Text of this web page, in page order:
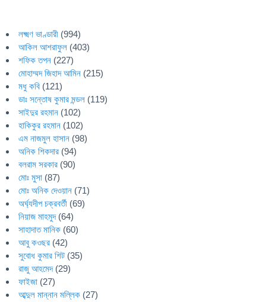
লক্ষ্মণ ভাণ্ডারী (994)
আকিল আশরাফুল (403)
শফিক তপন (227)
মোহাম্মদ জিহাদ আমিন (215)
মধু কবি (121)
ডাঃ সন্তোষ কুমার মন্ডল (119)
সাইদুর রহমান (102)
হাকিকুর রহমান (102)
এম নাজমুল হাসান (98)
অনিক শিকদার (94)
বলরাম সরকার (90)
মোঃ মুসা (87)
মোঃ অনিক দেওয়ান (71)
অর্ঘ্যদীপ চক্রবর্তী (69)
নিয়াজ মাহমুদ(64)
সাহাদাত মানিক (60)
আবু কওছর (42)
সুবোধ কুমার শিট (35)
রাজু আহমেদ(29)
ফাইজা (27)
আব্দুল মান্নান মল্লিক (27)